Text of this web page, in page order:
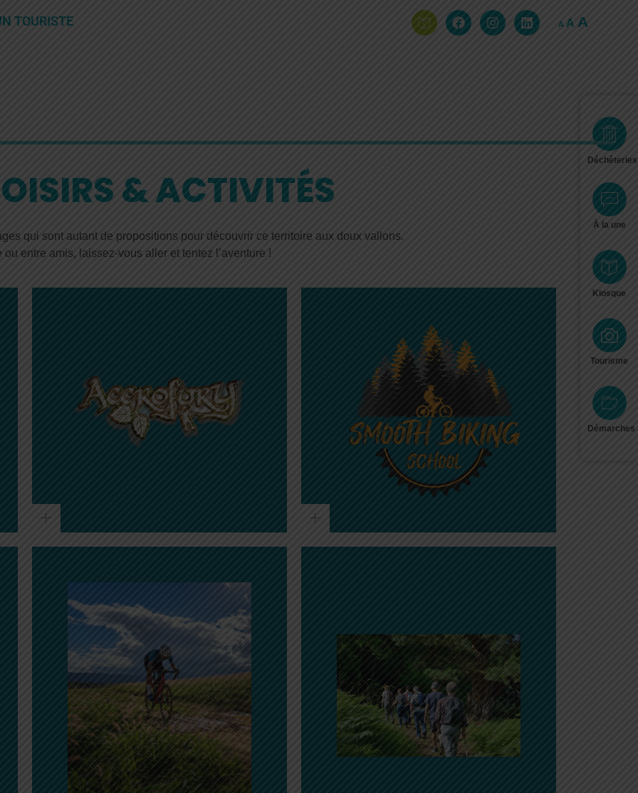
Déchèteries
À la une
Kiosque
Tourisme
Démarches
TOURISTE A A A
& ACTIVITÉS
qui sont autant de propositions pour découvrir ce territoire aux doux vallons.
entre amis, laissez-vous aller et tentez l’aventure !